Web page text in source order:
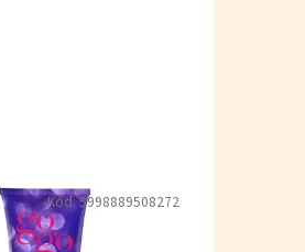
Kód:5998889508272